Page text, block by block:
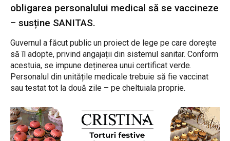
obligarea personalului medical să se vaccineze
– susține SANITAS.
Guvernul a făcut public un proiect de lege pe care dorește
să îl adopte, privind angajații din sistemul sanitar. Conform
acestuia, se impune deținerea unui certificat verde.
Personalul din unitățile medicale trebuie să fie vaccinat
sau testat tot la două zile – pe cheltuiala proprie.